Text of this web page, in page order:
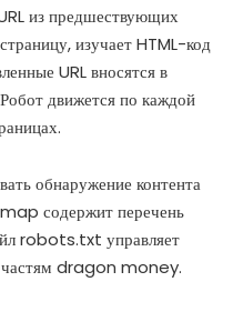
из предшествующих
изучает HTML-код
URL вносятся в
движется по каждой
обнаружение контента
содержит перечень
robots.txt управляет
частям dragon money.